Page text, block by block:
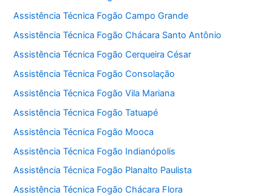
Assistência Técnica Fogão Campo Grande
Assistência Técnica Fogão Chácara Santo Antônio
Assistência Técnica Fogão Cerqueira César
Assistência Técnica Fogão Consolação
Assistência Técnica Fogão Vila Mariana
Assistência Técnica Fogão Tatuapé
Assistência Técnica Fogão Mooca
Assistência Técnica Fogão Indianópolis
Assistência Técnica Fogão Planalto Paulista
Assistência Técnica Fogão Chácara Flora